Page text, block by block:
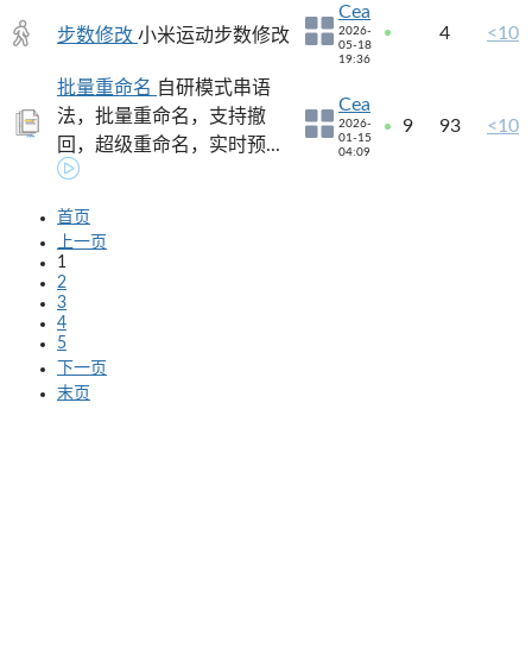
步数修改 小米运动步数修改
Cea
2026-
05-18
19:36
4 <10
批量重命名 自研模式串语
法，批量重命名，支持撤
回，超级重命名，实时预...
Cea
2026-
01-15
04:09
9 93 <10
首页
上一页
1
2
3
4
5
下一页
末页